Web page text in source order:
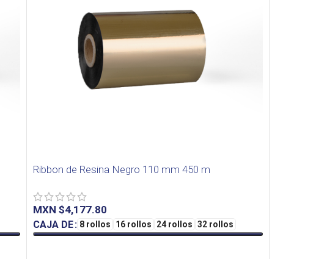
Ribbon de Resina Negro 110 mm 450 m
MXN $
CAJA DE 8 rollos 16 rollos 24 rollos 32 rollos